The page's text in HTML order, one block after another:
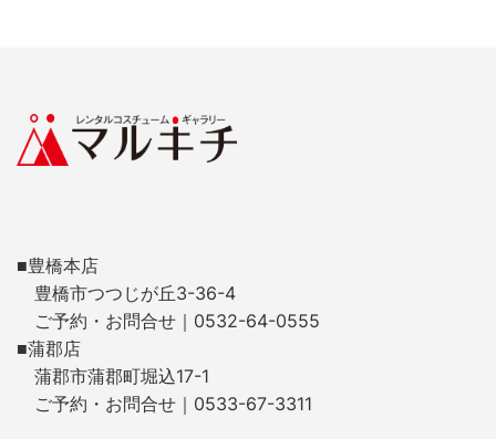
■豊橋本店
豊橋市つつじが丘3-36-4
ご予約・お問合せ｜0532-64-0555
■蒲郡店
蒲郡市蒲郡町堀込17-1
ご予約・お問合せ｜0533-67-3311